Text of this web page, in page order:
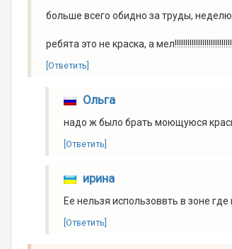
больше всего обидно за труды,
ребята это не краска, а
[Ответить]
Ольга
надо ж было брать моющуюся
[Ответить]
ирина
Ее нельзя использоввть в зоне где
[Ответить]